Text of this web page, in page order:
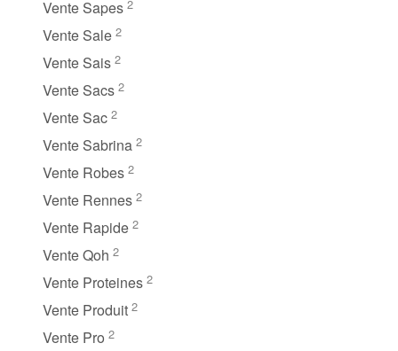
Vente Sapes 2
Vente Sale 2
Vente Sais 2
Vente Sacs 2
Vente Sac 2
Vente Sabrina 2
Vente Robes 2
Vente Rennes 2
Vente Rapide 2
Vente Qoh 2
Vente Proteines 2
Vente Produit 2
Vente Pro 2